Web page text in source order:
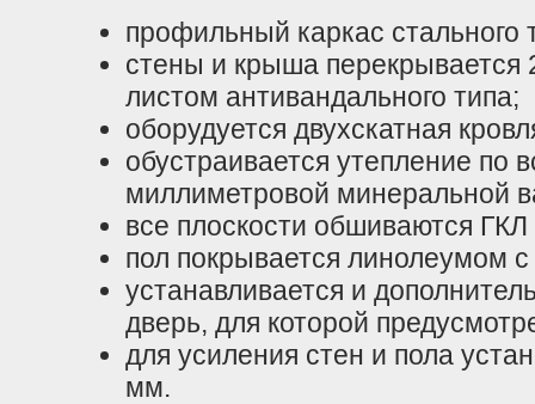
профильный каркас
стены и крыша
листом антивандального типа;
оборудуется двухскатная
обустраивается утепление по
миллиметровой минеральной
все плоскости обшиваются ГКЛ
пол покрывается линолеумом
устанавливается и
дверь, для которой
для усиления стен и пола
мм.